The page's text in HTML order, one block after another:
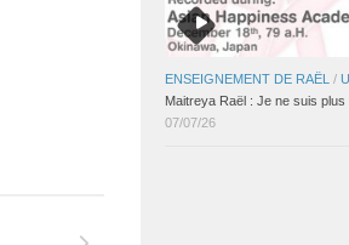
ENSEIGNEMENT DE RAËL /
Maitreya Raël : Je ne suis
07/07/26